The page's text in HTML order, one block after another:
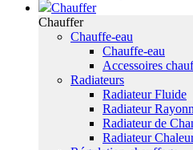
Chauffer
Chauffer
Chauffe-eau
Chauffe-eau
Accessoires
Radiateurs
Radiateur Fluide
Radiateur
Radiateur de
Radiateur